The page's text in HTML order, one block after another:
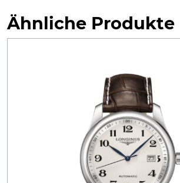
Ähnliche Produkte